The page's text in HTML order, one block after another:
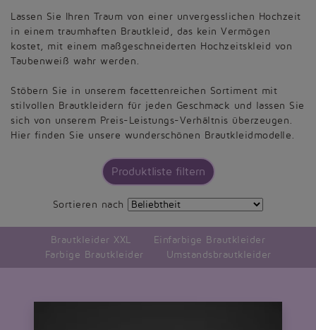
Lassen Sie Ihren Traum von einer unvergesslichen Hochzeit
in einem traumhaften Brautkleid, das kein Vermögen
kostet, mit einem maßgeschneiderten Hochzeitskleid von
Taubenweiß wahr werden.
Stöbern Sie in unserem facettenreichen Sortiment mit
stilvollen Brautkleidern für jeden Geschmack und lassen Sie
sich von unserem Preis-Leistungs-Verhältnis überzeugen.
Hier finden Sie unsere wunderschönen Brautkleidmodelle.
Produktliste filtern
Sortieren nach
Brautkleider XXL
Einfarbige Brautkleider
Farbige Brautkleider
Umstandsbrautkleider